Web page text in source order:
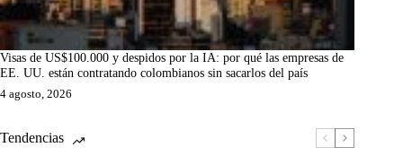
Visas de US$100.000 y despidos por la IA: por qué las empresas de
EE. UU. están contratando colombianos sin sacarlos del país
4 agosto, 2026
Tendencias